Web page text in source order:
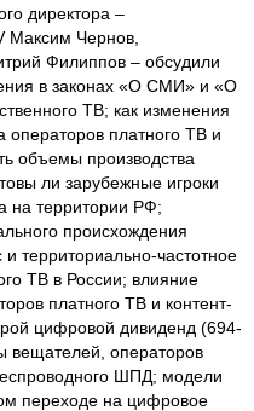
директора –
Максим Чернов,
Филиппов – обсудили
в законах «О СМИ» и «О
ТВ; как изменения
операторов платного ТВ и
объемы производства
ли зарубежные игроки
на территории РФ;
происхождения
территориально-частотное
ТВ в России; влияние
платного ТВ и контент-
цифровой дивиденд (694-
вещателей, операторов
ШПД; модели
переходе на цифровое